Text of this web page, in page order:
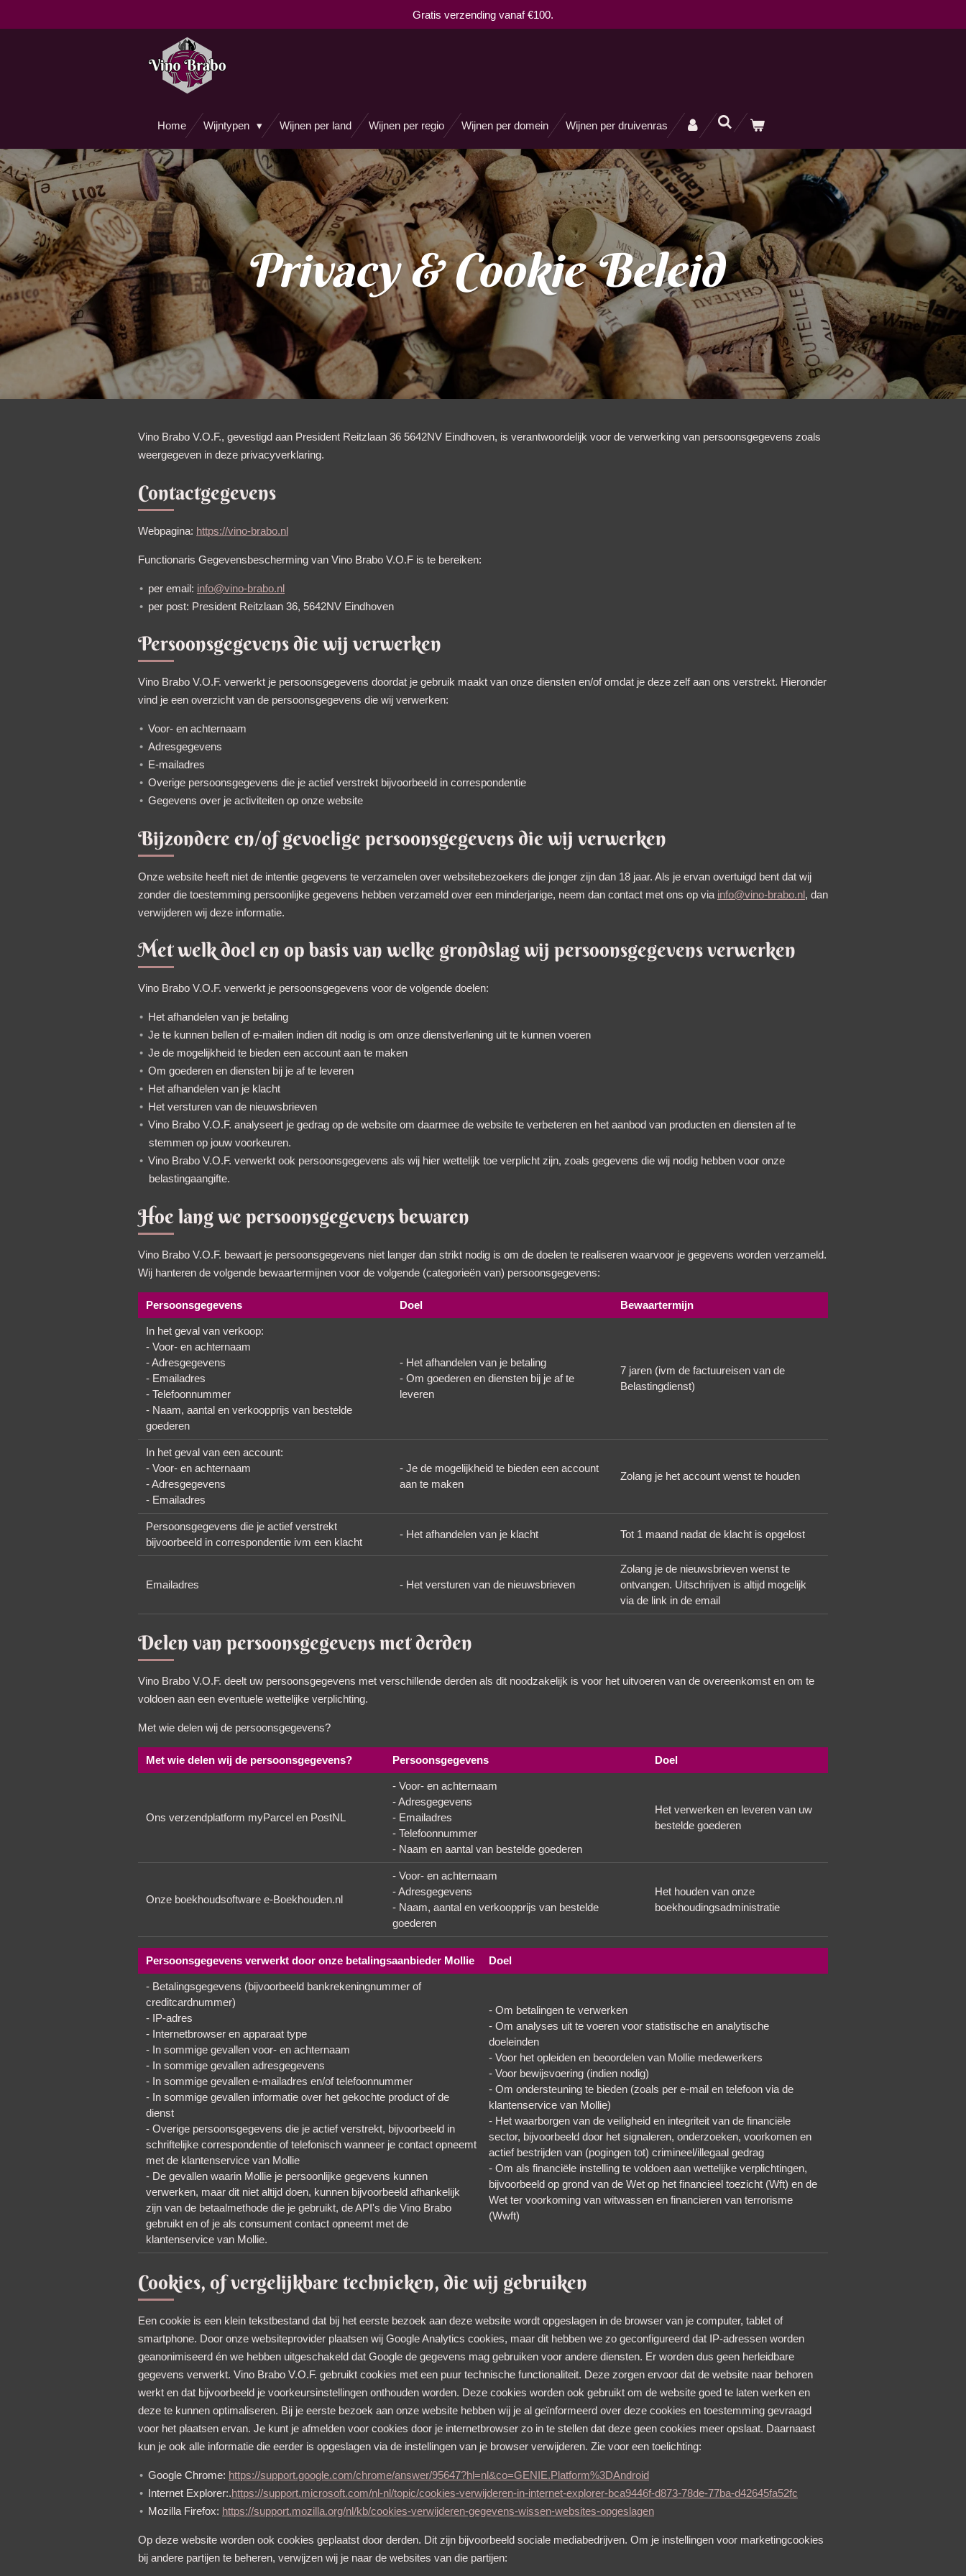
Gratis verzending vanaf €100.
Home Wijntypen Wijnen per land Wijnen per regio Wijnen per domein Wijnen per druivenras
Privacy & Cookie Beleid
Vino Brabo V.O.F., gevestigd aan President Reitzlaan 36 5642NV Eindhoven, is verantwoordelijk voor de verwerking van persoonsgegevens zoals
weergegeven in deze privacyverklaring.
Contactgegevens
Webpagina: https://vino-brabo.nl
Functionaris Gegevensbescherming van Vino Brabo V.O.F is te bereiken:
per email: info@vino-brabo.nl
per post: President Reitzlaan 36, 5642NV Eindhoven
Persoonsgegevens die wij verwerken
Vino Brabo V.O.F. verwerkt je persoonsgegevens doordat je gebruik maakt van onze diensten en/of omdat je deze zelf aan ons verstrekt. Hieronder
vind je een overzicht van de persoonsgegevens die wij verwerken:
Voor- en achternaam
Adresgegevens
E-mailadres
Overige persoonsgegevens die je actief verstrekt bijvoorbeeld in correspondentie
Gegevens over je activiteiten op onze website
Bijzondere en/of gevoelige persoonsgegevens die wij verwerken
Onze website heeft niet de intentie gegevens te verzamelen over websitebezoekers die jonger zijn dan 18 jaar. Als je ervan overtuigd bent dat wij
zonder die toestemming persoonlijke gegevens hebben verzameld over een minderjarige, neem dan contact met ons op via info@vino-brabo.nl, dan
verwijderen wij deze informatie.
Met welk doel en op basis van welke grondslag wij persoonsgegevens verwerken
Vino Brabo V.O.F. verwerkt je persoonsgegevens voor de volgende doelen:
Het afhandelen van je betaling
Je te kunnen bellen of e-mailen indien dit nodig is om onze dienstverlening uit te kunnen voeren
Je de mogelijkheid te bieden een account aan te maken
Om goederen en diensten bij je af te leveren
Het afhandelen van je klacht
Het versturen van de nieuwsbrieven
Vino Brabo V.O.F. analyseert je gedrag op de website om daarmee de website te verbeteren en het aanbod van producten en diensten af te
stemmen op jouw voorkeuren.
Vino Brabo V.O.F. verwerkt ook persoonsgegevens als wij hier wettelijk toe verplicht zijn, zoals gegevens die wij nodig hebben voor onze
belastingaangifte.
Hoe lang we persoonsgegevens bewaren
Vino Brabo V.O.F. bewaart je persoonsgegevens niet langer dan strikt nodig is om de doelen te realiseren waarvoor je gegevens worden verzameld.
Wij hanteren de volgende bewaartermijnen voor de volgende (categorieën van) persoonsgegevens:
Persoonsgegevens Doel Bewaartermijn
In het geval van verkoop:
- Voor- en achternaam
- Adresgegevens
- Emailadres
- Telefoonnummer
- Naam, aantal en verkoopprijs van bestelde
goederen
- Het afhandelen van je betaling
- Om goederen en diensten bij je af te
leveren
7 jaren (ivm de factuureisen van de
Belastingdienst)
In het geval van een account:
- Voor- en achternaam
- Adresgegevens
- Emailadres
- Je de mogelijkheid te bieden een account
aan te maken
Zolang je het account wenst te houden
Persoonsgegevens die je actief verstrekt
bijvoorbeeld in correspondentie ivm een klacht
- Het afhandelen van je klacht Tot 1 maand nadat de klacht is opgelost
Emailadres - Het versturen van de nieuwsbrieven
Zolang je de nieuwsbrieven wenst te
ontvangen. Uitschrijven is altijd mogelijk
via de link in de email
Delen van persoonsgegevens met derden
Vino Brabo V.O.F. deelt uw persoonsgegevens met verschillende derden als dit noodzakelijk is voor het uitvoeren van de overeenkomst en om te
voldoen aan een eventuele wettelijke verplichting.
Met wie delen wij de persoonsgegevens?
Met wie delen wij de persoonsgegevens? Persoonsgegevens Doel
Ons verzendplatform myParcel en PostNL
- Voor- en achternaam
- Adresgegevens
- Emailadres
- Telefoonnummer
- Naam en aantal van bestelde goederen
Het verwerken en leveren van uw
bestelde goederen
Onze boekhoudsoftware e-Boekhouden.nl
- Voor- en achternaam
- Adresgegevens
- Naam, aantal en verkoopprijs van bestelde
goederen
Het houden van onze
boekhoudingsadministratie
Persoonsgegevens verwerkt door onze betalingsaanbieder Mollie Doel
- Betalingsgegevens (bijvoorbeeld bankrekeningnummer of
creditcardnummer)
- IP-adres
- Internetbrowser en apparaat type
- In sommige gevallen voor- en achternaam
- In sommige gevallen adresgegevens
- In sommige gevallen e-mailadres en/of telefoonnummer
- In sommige gevallen informatie over het gekochte product of de
dienst
- Overige persoonsgegevens die je actief verstrekt, bijvoorbeeld in
schriftelijke correspondentie of telefonisch wanneer je contact opneemt
met de klantenservice van Mollie
- De gevallen waarin Mollie je persoonlijke gegevens kunnen
verwerken, maar dit niet altijd doen, kunnen bijvoorbeeld afhankelijk
zijn van de betaalmethode die je gebruikt, de API's die Vino Brabo
gebruikt en of je als consument contact opneemt met de
klantenservice van Mollie.
- Om betalingen te verwerken
- Om analyses uit te voeren voor statistische en analytische
doeleinden
- Voor het opleiden en beoordelen van Mollie medewerkers
- Voor bewijsvoering (indien nodig)
- Om ondersteuning te bieden (zoals per e-mail en telefoon via de
klantenservice van Mollie)
- Het waarborgen van de veiligheid en integriteit van de financiële
sector, bijvoorbeeld door het signaleren, onderzoeken, voorkomen en
actief bestrijden van (pogingen tot) crimineel/illegaal gedrag
- Om als financiële instelling te voldoen aan wettelijke verplichtingen,
bijvoorbeeld op grond van de Wet op het financieel toezicht (Wft) en de
Wet ter voorkoming van witwassen en financieren van terrorisme
(Wwft)
Cookies, of vergelijkbare technieken, die wij gebruiken
Een cookie is een klein tekstbestand dat bij het eerste bezoek aan deze website wordt opgeslagen in de browser van je computer, tablet of
smartphone. Door onze websiteprovider plaatsen wij Google Analytics cookies, maar dit hebben we zo geconfigureerd dat IP-adressen worden
geanonimiseerd én we hebben uitgeschakeld dat Google de gegevens mag gebruiken voor andere diensten. Er worden dus geen herleidbare
gegevens verwerkt. Vino Brabo V.O.F. gebruikt cookies met een puur technische functionaliteit. Deze zorgen ervoor dat de website naar behoren
werkt en dat bijvoorbeeld je voorkeursinstellingen onthouden worden. Deze cookies worden ook gebruikt om de website goed te laten werken en
deze te kunnen optimaliseren. Bij je eerste bezoek aan onze website hebben wij je al geïnformeerd over deze cookies en toestemming gevraagd
voor het plaatsen ervan. Je kunt je afmelden voor cookies door je internetbrowser zo in te stellen dat deze geen cookies meer opslaat. Daarnaast
kun je ook alle informatie die eerder is opgeslagen via de instellingen van je browser verwijderen. Zie voor een toelichting:
Google Chrome: https://support.google.com/chrome/answer/95647?hl=nl&co=GENIE.Platform%3DAndroid
Internet Explorer:.https://support.microsoft.com/nl-nl/topic/cookies-verwijderen-in-internet-explorer-bca9446f-d873-78de-77ba-d42645fa52fc
Mozilla Firefox: https://support.mozilla.org/nl/kb/cookies-verwijderen-gegevens-wissen-websites-opgeslagen
Op deze website worden ook cookies geplaatst door derden. Dit zijn bijvoorbeeld sociale mediabedrijven. Om je instellingen voor marketingcookies
bij andere partijen te beheren, verwijzen wij je naar de websites van die partijen: